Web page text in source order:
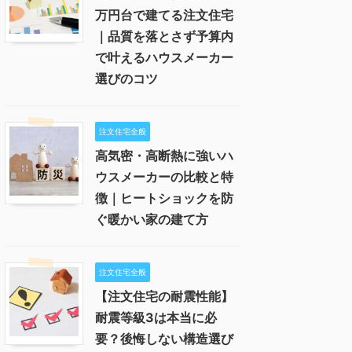
万円台で建てる注文住宅
｜品質を落とさず予算内
で叶えるハウスメーカー
選びのコツ
注文住宅全般
高気密・高断熱に強いハ
ウスメーカーの比較と特
徴｜ヒートショックを防
ぐ暖かい家の建て方
注文住宅全般
【注文住宅の耐震性能】
耐震等級3は本当に必
要？後悔しない構造選び